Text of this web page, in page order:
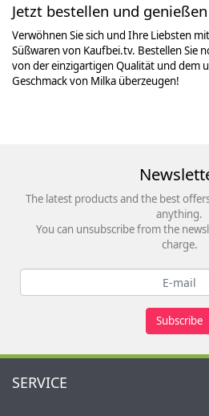
Jetzt bestellen und genießen
Verwöhnen Sie sich und Ihre Liebsten
Süßwaren von Kaufbei.tv. Bestellen Sie
von der einzigartigen Qualität und dem
Geschmack von Milka überzeugen!
The latest products and the best
anything.
You can unsubscribe from the
charge.
Subscribe
SERVICE